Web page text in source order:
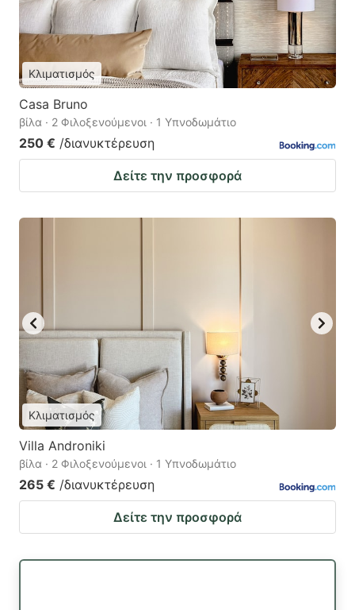
Κλιματισμός
Casa Bruno
βίλα · 2 Φιλοξενούμενοι · 1 Υπνοδωμάτιο
250 € /διανυκτέρευση
Δείτε την προσφορά
Κλιματισμός
Villa Androniki
βίλα · 2 Φιλοξενούμενοι · 1 Υπνοδωμάτιο
265 € /διανυκτέρευση
Δείτε την προσφορά